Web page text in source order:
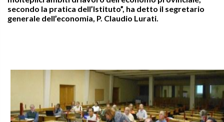
secondo la pratica dell’Istituto”, ha detto il segretario
generale dell’economia, P. Claudio Lurati.